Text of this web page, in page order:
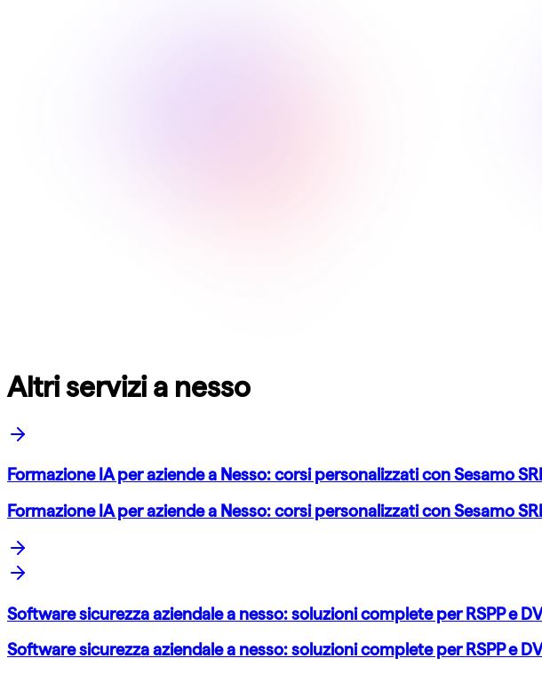
Altri servizi a nesso
Formazione IA per aziende a Nesso: corsi personalizzati con Sesamo
Formazione IA per aziende a Nesso: corsi personalizzati con Sesamo
Software sicurezza aziendale a nesso: soluzioni complete per RSPP e
Software sicurezza aziendale a nesso: soluzioni complete per RSPP e